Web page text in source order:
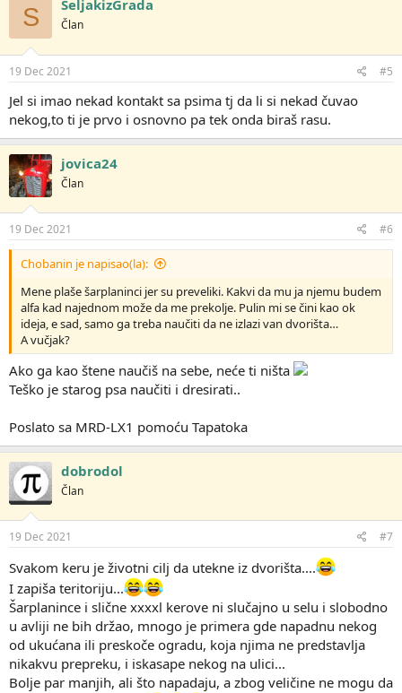
o
v
a
n
j
:
S SeljakizGrada
Član
19 Dec 2021 #5
Jel si imao nekad kontakt sa psima tj da li si nekad čuvao
nekog,to ti je prvo i osnovno pa tek onda biraš rasu.
jovica24
Član
19 Dec 2021 #6
Chobanin je napisao(la):
Mene plaše šarplaninci jer su preveliki. Kakvi da mu ja njemu budem
alfa kad najednom može da me prekolje. Pulin mi se čini kao ok
ideja, e sad, samo ga treba naučiti da ne izlazi van dvorišta…
A vučjak?
Ako ga kao štene naučiš na sebe, neće ti ništa
Teško je starog psa naučiti i dresirati..
Poslato sa MRD-LX1 pomoću Tapatoka
dobrodol
Član
19 Dec 2021 #7
Svakom keru je životni cilj da utekne iz dvorišta....
I zapiša teritoriju...
Šarplanince i slične xxxxl kerove ni slučajno u selu i slobodno
u avliji ne bih držao, mnogo je primera gde napadnu nekog
od ukućana ili preskoče ogradu, koja njima ne predstavlja
nikakvu prepreku, i iskasape nekog na ulici...
Bolje par manjih, ali što napadaju, a zbog veličine ne mogu da